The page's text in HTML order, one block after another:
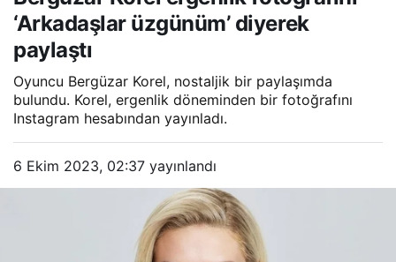
paylaştı
‘Arkadaşlar üzgünüm’ diyerek
paylaştı
Oyuncu Bergüzar Korel, nostaljik bir paylaşımda
bulundu. Korel, ergenlik döneminden bir fotoğrafını
Instagram hesabından yayınladı.
6 Ekim 2023, 02:37 yayınlandı